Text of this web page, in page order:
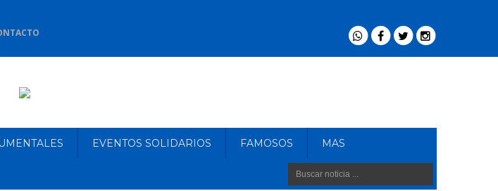
EVENTOS SOLIDARIOS FAMOSOS MAS